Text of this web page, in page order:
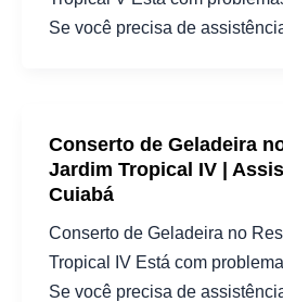
Se você precisa de
Conserto de Geladeira
Jardim Tropical IV |
Cuiabá
Conserto de Geladeira no
Tropical IV Está com
Se você precisa de